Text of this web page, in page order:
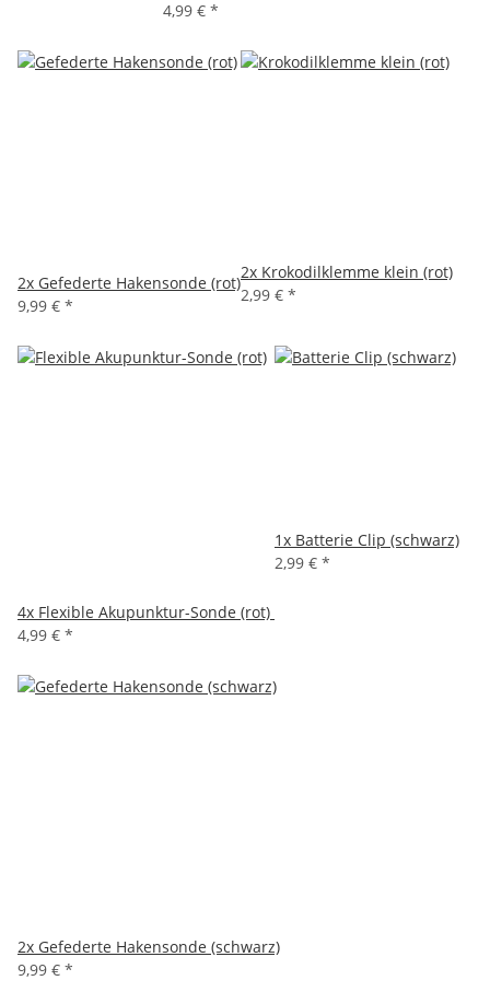
4,99 € *
2x Gefederte Hakensonde (rot)
9,99 € *
2x Krokodilklemme klein (rot)
2,99 € *
4x Flexible Akupunktur-Sonde (rot)
4,99 € *
1x Batterie Clip (schwarz)
2,99 € *
2x Gefederte Hakensonde (schwarz)
9,99 € *